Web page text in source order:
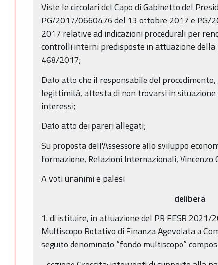
Viste le circolari del Capo di Gabinetto del
PG/2017/0660476 del 13 ottobre 2017 e PG/
2017 relative ad indicazioni procedurali per
controlli interni predisposte in attuazione della
468/2017;
Dato atto che il responsabile del
legittimità, attesta di non trovarsi in
interessi;
Dato atto dei pareri allegati;
Su proposta dell'Assessore allo sviluppo
formazione, Relazioni Internazionali, Vincenzo
A voti unanimi e palesi
delibera
1. di istituire, in attuazione del PR FESR 2021/
Multiscopo Rotativo di Finanza Agevolata a
seguito denominato “fondo multiscopo”